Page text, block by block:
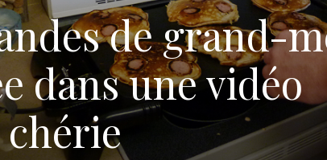
de grand-
dans une vidéo